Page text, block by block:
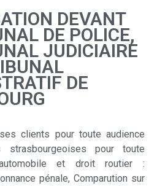
DEVANT
DE POLICE,
JUDICIAIRE
DE
clients pour toute audience
strasbourgeoises pour toute
et droit routier :
pénale, Comparution sur